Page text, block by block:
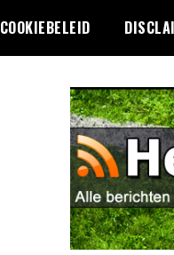
COOKIEBELEID